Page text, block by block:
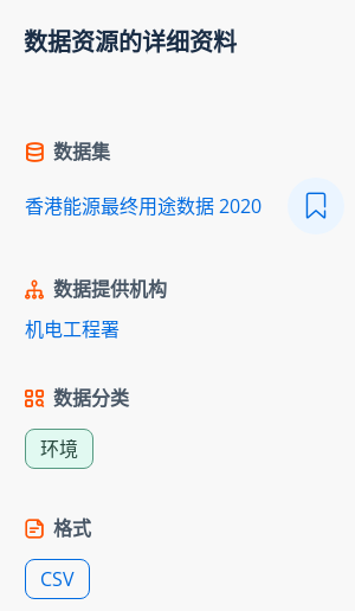
数据资源的详细资料
数据集
香港能源最终用途数据 2020
数据提供机构
机电工程署
数据分类
环境
格式
CSV